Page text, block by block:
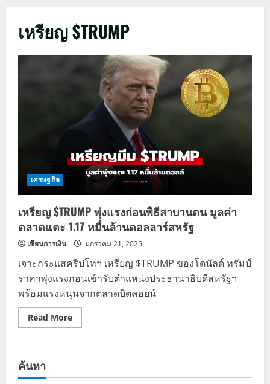
เหรียญ $TRUMP
เศรษฐกิจ
เหรียญ $TRUMP พุ่งแรงก่อนพิธีสาบานตน มูลค่า
ตลาดแตะ 1.17 หมื่นล้านดอลลาร์สหรัฐ
เซียนการเงิน มกราคม 21, 2025
เจาะกระแสคริปโทฯ เหรียญ $TRUMP ของโดนัลด์ ทรัมป์
ราคาพุ่งแรงก่อนเข้ารับตำแหน่งประธานาธิบดีสหรัฐฯ
พร้อมแรงหนุนจากตลาดบิตคอยน์
Read MoreRead
more
ก่อน
ค้นหา